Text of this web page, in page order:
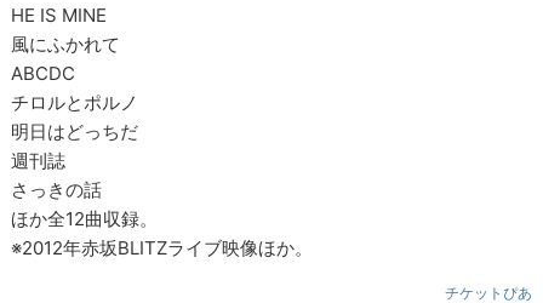
HE IS MINE
風にふかれて
ABCDC
チロルとポルノ
明日はどっちだ
週刊誌
さっきの話
ほか全12曲収録。
※2012年赤坂BLITZライブ映像ほか。
チケットぴあ